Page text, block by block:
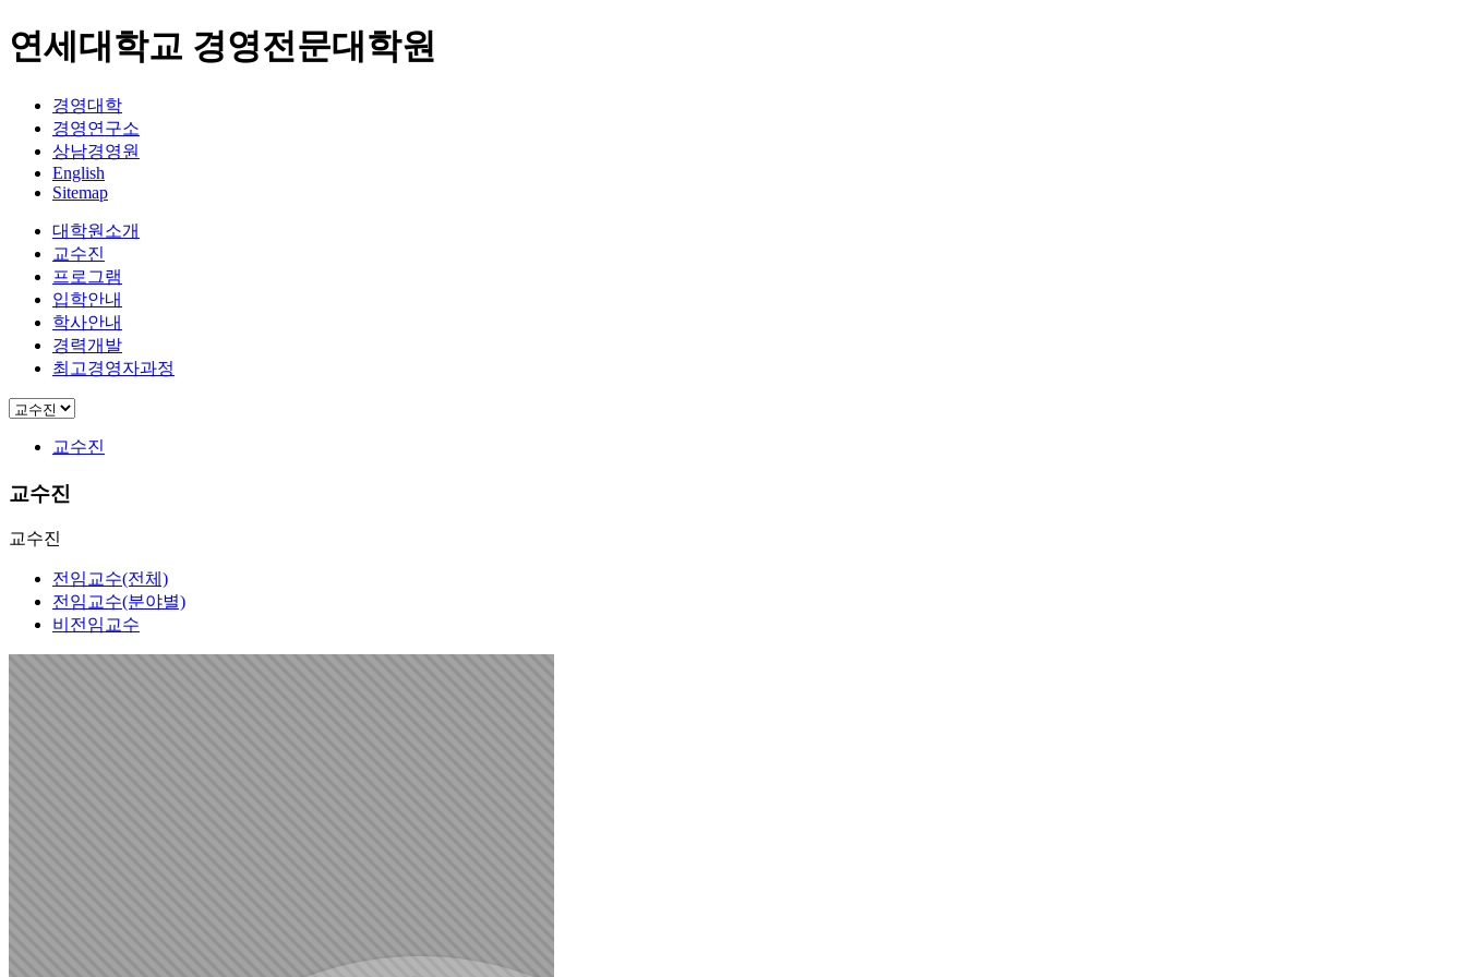
연세대학교 경영전문대학원
경영대학
경영연구소
상남경영원
English
Sitemap
대학원소개
교수진
프로그램
입학안내
학사안내
경력개발
최고경영자과정
교수진
교수진
교수진
전임교수(전체)
전임교수(분야별)
비전임교수